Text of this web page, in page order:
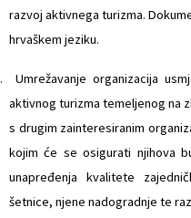
razvoj aktivnega turizma.
hrvaškem jeziku.
Umrežavanje organizacija
aktivnog turizma temeljenog na
s drugim zainteresiranim
kojim će se osigurati njihova
unapređenja kvalitete
šetnice, njene nadogradnje te